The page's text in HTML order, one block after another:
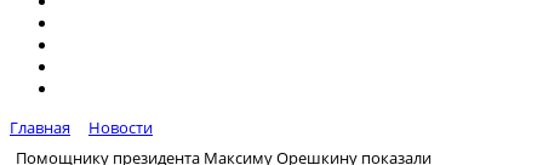
Главная
Новости
Помощнику президента Максиму Орешкину показали